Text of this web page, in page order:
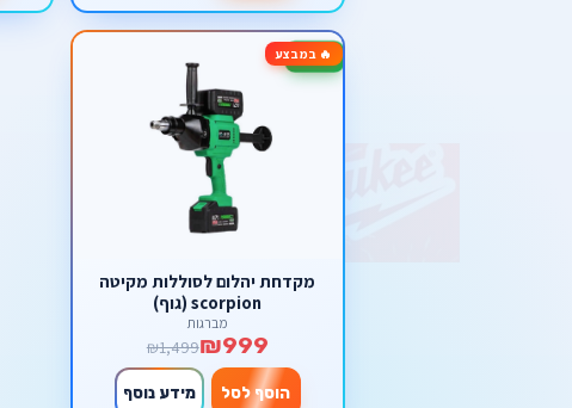
🔥 במבצע-33%
מקדחת יהלום לסוללות מקיטה
scorpion (גוף)
מברגות
₪999
₪1,499
הוסף לסל מידע נוסף